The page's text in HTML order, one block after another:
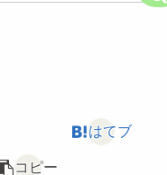
はてブ
コピー